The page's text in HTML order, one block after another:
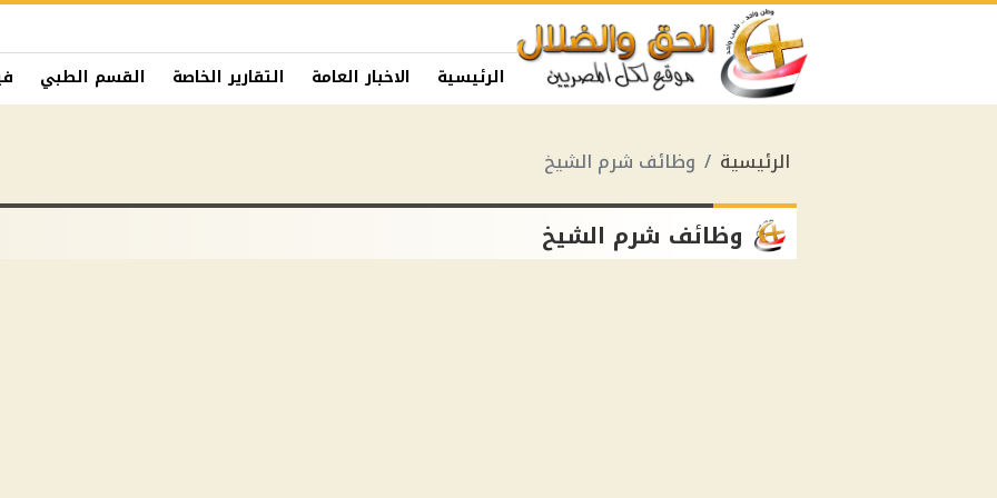
الرئيسية الاخبار العامة التقارير الخاصة القسم الطبي
الرئيسية وظائف شرم الشيخ
وظائف شرم الشيخ